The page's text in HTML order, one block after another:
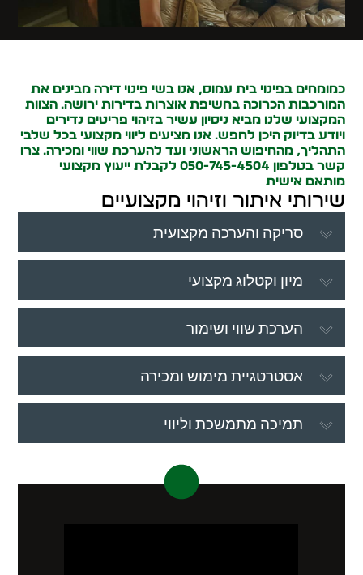
כמומחים בפינוי בית עמוס, אנו בשי פינוי דירה מבינים את
המורכבות הכרוכה בחשיפת אוצרות בדירות ירושה. הצוות
המקצועי שלנו מביא ניסיון עשיר בזיהוי פריטים נדירים
ויודע בדיוק היכן לחפש. אנו מציעים ליווי מקצועי בכל שלבי
התהליך, מהחיפוש הראשוני ועד להערכת שווי ומכירה. צרו
קשר בטלפון 050-745-4504 לקבלת ייעוץ מקצועי
מותאם אישית
שירותי איתור וזיהוי מקצועיים
סריקה והערכה מקצועית
מיון וקטלוג מקצועי
הערכת שווי ושימור
אסטרטגיית מימוש ומכירה
תמיכה מתמשכת וליווי